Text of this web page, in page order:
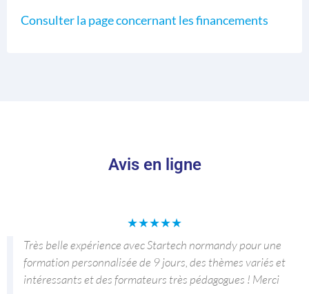
Consulter la page concernant les financements
Avis en ligne
★★★★★
Très belle expérience avec Startech normandy pour une
formation personnalisée de 9 jours, des thèmes variés et
intéressants et des formateurs très pédagogues ! Merci